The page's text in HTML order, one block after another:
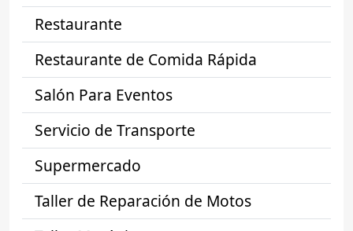
Restaurante
Restaurante de Comida Rápida
Salón Para Eventos
Servicio de Transporte
Supermercado
Taller de Reparación de Motos